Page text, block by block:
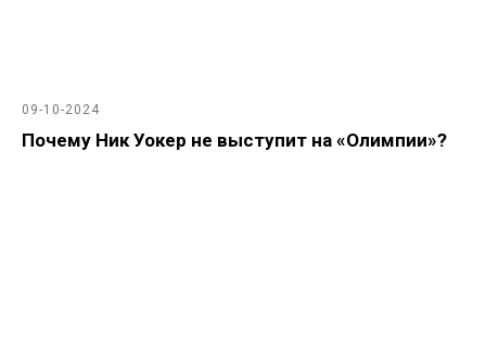
09-10-2024
Почему Ник Уокер не выступит на «Олимпии»?